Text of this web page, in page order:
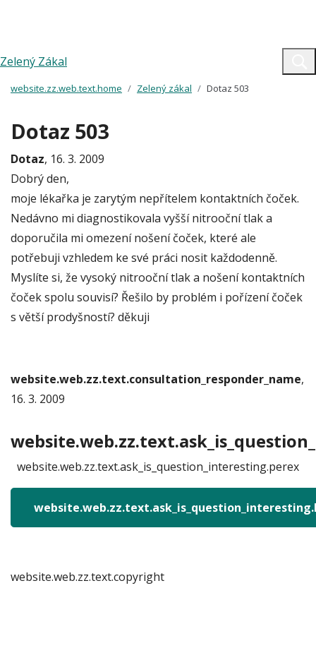
Zelený Zákal
website.zz.web.text.home Zelený zákal Dotaz 503
Dotaz 503
Dotaz, 16. 3. 2009
Dobrý den,
moje lékařka je zarytým nepřítelem kontaktních čoček.
Nedávno mi diagnostikovala vyšší nitrooční tlak a
doporučila mi omezení nošení čoček, které ale
potřebuji vzhledem ke své práci nosit každodenně.
Myslíte si, že vysoký nitrooční tlak a nošení kontaktních
čoček spolu souvisí? Řešilo by problém i pořízení čoček
s větší prodyšností? děkuji
website.web.zz.text.consultation_responder_name,
16. 3. 2009
website.web.zz.text.ask_is_question_interesting.perex
website.web.zz.text.copyright